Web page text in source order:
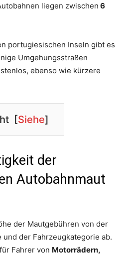
liegen zwischen 6
portugiesischen Inseln gibt es
Umgehungsstraßen
ebenso wie kürzere
[Siehe]
der
Autobahnmaut
der Mautgebühren von der
der Fahrzeugkategorie ab.
Fahrer von Motorrädern,